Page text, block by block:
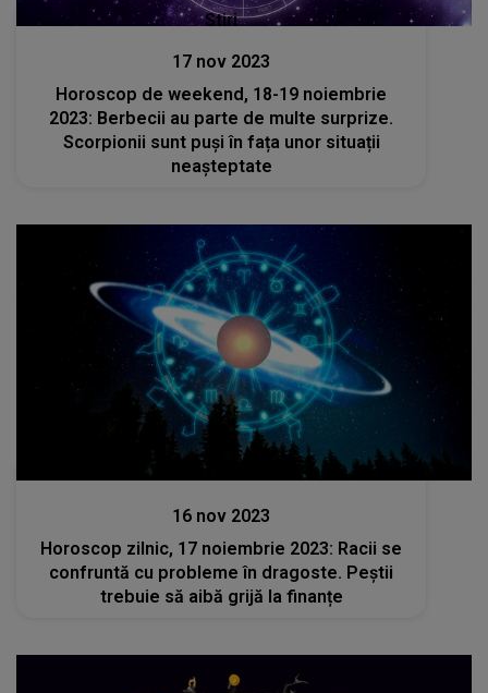
Stiri
17 nov 2023
Horoscop de weekend, 18-19 noiembrie
2023: Berbecii au parte de multe surprize.
Scorpionii sunt puși în fața unor situații
neașteptate
16 nov 2023
Horoscop zilnic, 17 noiembrie 2023: Racii se
confruntă cu probleme în dragoste. Peștii
trebuie să aibă grijă la finanțe